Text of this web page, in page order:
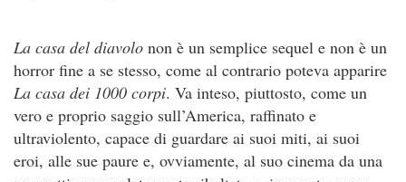
La casa del diavolo non è un semplice sequel e non è un
horror fine a se stesso, come al contrario poteva apparire
La casa dei 1000 corpi. Va inteso, piuttosto, come un
vero e proprio saggio sull’America, raffinato e
ultraviolento, capace di guardare ai suoi miti, ai suoi
eroi, alle sue paure e, ovviamente, al suo cinema da una